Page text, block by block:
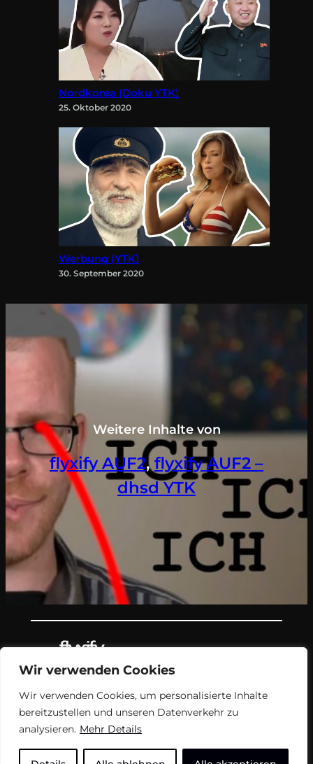
Wir verwenden Cookies
Wir verwenden Cookies, um personalisierte Inhalte
bereitzustellen und unseren Datenverkehr zu
analysieren. Mehr Details
Nordkorea (Doku YTK)
25. Oktober 2020
Werbung (YTK)
30. September 2020
Weitere Inhalte von
flyxify AUF2, flyxify AUF2 –
dhsd YTK
Teil des Nachrichtenangebots von
flyxify.
FAQ Impressum USN